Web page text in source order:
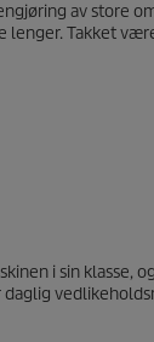
av store
lenger. Takket
i sin klasse,